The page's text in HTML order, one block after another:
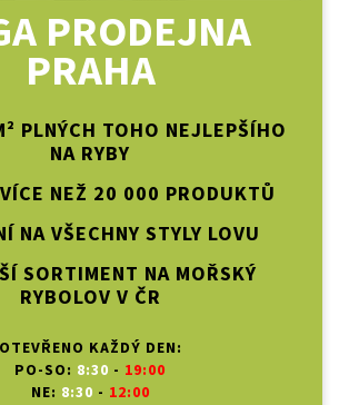
PRODEJNA
PRAHA
PLNÝCH TOHO NEJLEPŠÍHO
NA RYBY
NEŽ 20 000 PRODUKTŮ
NA VŠECHNY STYLY LOVU
SORTIMENT NA MOŘSKÝ
RYBOLOV V ČR
OTEVŘENO KAŽDÝ DEN:
PO-SO: 8:30 - 19:00
NE: 8:30 - 12:00